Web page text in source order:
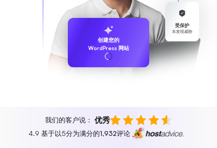
受保护
未发现威胁
创建您的
WordPress 网站
我们的客户说： 优秀
4.9 基于以5分为满分的1,932评论